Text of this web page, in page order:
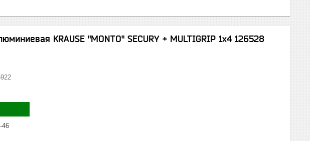
KRAUSE "MONTO" SECURY + MULTIGRIP 1х4 126528
46